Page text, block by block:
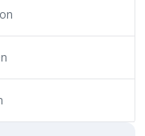
verschillende
stijl je ook hebt, deze
prijs,